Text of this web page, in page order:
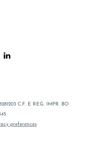
C.F. E REG. IMPR. BO
preferences